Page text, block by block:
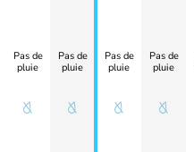
Pas de
pluie
Pas de
pluie
Pas de
pluie
Pas de
pluie